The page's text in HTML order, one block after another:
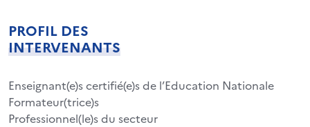
PROFIL DES
INTERVENANTS
Enseignant(e)s certifié(e)s de l’Education Nationale
Formateur(trice)s
Professionnel(le)s du secteur